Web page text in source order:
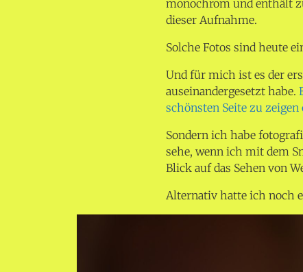
monochrom und enthält
dieser Aufnahme.
Solche Fotos sind heute
Und für mich ist es der
auseinandergesetzt habe.
schönsten Seite zu
Sondern ich habe
sehe, wenn ich mit dem
Blick auf das Sehen von
Alternativ hatte ich noch